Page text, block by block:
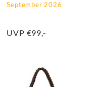
September 2026
UVP €99,-